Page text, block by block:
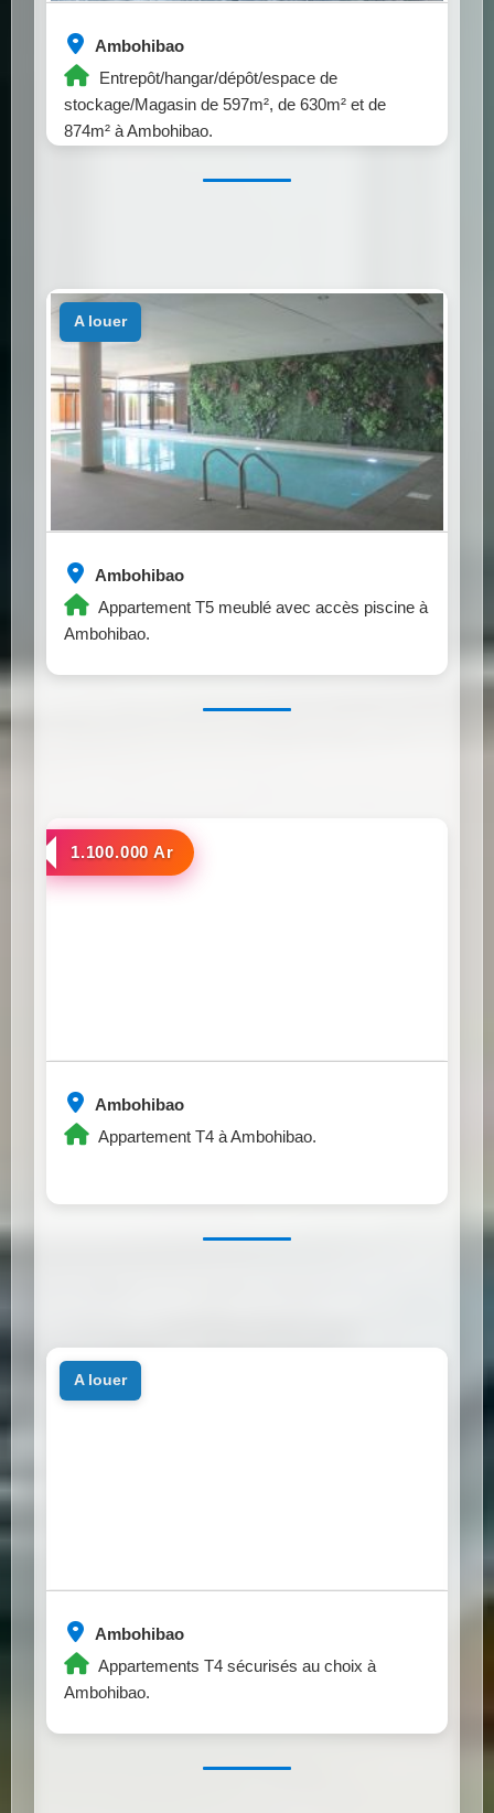
Ambohibao
Entrepôt/hangar/dépôt/espace de
stockage/Magasin de 597m², de 630m² et de
874m² à Ambohibao.
Ambohibao
Appartement T5 meublé avec accès piscine à
Ambohibao.
a louer
Ambohibao
Appartement T4 à Ambohibao.
a louer
1.100.000 Ar
Ambohibao
Appartements T4 sécurisés au choix à
Ambohibao.
a louer